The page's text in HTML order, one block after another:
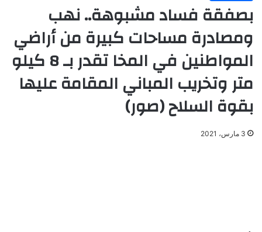
بصفقة فساد مشبوهة.. نهب
ومصادرة مساحات كبيرة من أراضي
المواطنين في المخا تقدر بـ 8 كيلو
متر وتخريب المباني المقامة عليها
بقوة السلاح (صور)
3 مارس، 2021